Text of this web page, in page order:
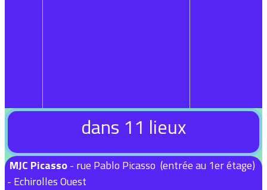
dans 11 lieux
MJC Picasso- rue Pablo Picasso (entrée au 1er étage)
- Echirolles Ouest